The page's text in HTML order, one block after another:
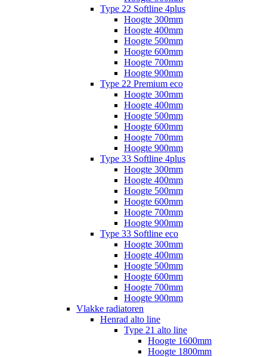
Type 22 Softline 4plus
Hoogte 300mm
Hoogte 400mm
Hoogte 500mm
Hoogte 600mm
Hoogte 700mm
Hoogte 900mm
Type 22 Premium eco
Hoogte 300mm
Hoogte 400mm
Hoogte 500mm
Hoogte 600mm
Hoogte 700mm
Hoogte 900mm
Type 33 Softline 4plus
Hoogte 300mm
Hoogte 400mm
Hoogte 500mm
Hoogte 600mm
Hoogte 700mm
Hoogte 900mm
Type 33 Softline eco
Hoogte 300mm
Hoogte 400mm
Hoogte 500mm
Hoogte 600mm
Hoogte 700mm
Hoogte 900mm
Vlakke radiatoren
Henrad alto line
Type 21 alto line
Hoogte 1600mm
Hoogte 1800mm